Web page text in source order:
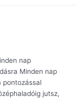
nap
Minden nap
pontozással
jutsz,